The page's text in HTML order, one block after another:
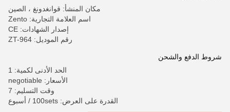
مكان المنشأ: قوانغدونغ ، الصين
اسم العلامة التجارية: Zento
إصدار الشهادات: CE
رقم الموديل: ZT-964
شروط الدفع والشحن
الحد الأدنى لكمية: 1
الأسعار: negotiable
وقت التسليم: 7
القدرة على العرض: 100sets / أسبوع